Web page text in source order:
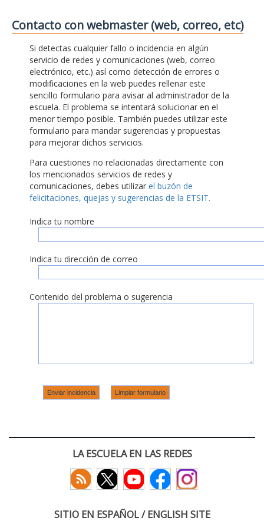
Contacto con webmaster (web, correo, etc)
Si detectas cualquier fallo o incidencia en algún
servicio de redes y comunicaciones (web, correo
electrónico, etc.) así como detección de errores o
modificaciones en la web puedes rellenar este
sencillo formulario para avisar al administrador de la
escuela. El problema se intentará solucionar en el
menor tiempo posible. También puedes utilizar este
formulario para mandar sugerencias y propuestas
para mejorar dichos servicios.
Para cuestiones no relacionadas directamente con
los mencionados servicios de redes y
comunicaciones, debes utilizar el buzón de
felicitaciones, quejas y sugerencias de la ETSIT.
Indica tu nombre
Indica tu dirección de correo
Contenido del problema o sugerencia
LA ESCUELA EN LAS REDES
SITIO EN ESPAÑOL / ENGLISH SITE